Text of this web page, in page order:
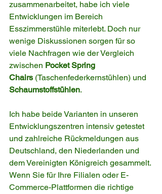
zusammenarbeitet, habe ich viele
Entwicklungen im Bereich
Esszimmerstühle miterlebt. Doch nur
wenige Diskussionen sorgen für so
viele Nachfragen wie der Vergleich
zwischen Pocket Spring
Chairs (Taschenfederkernstühlen) und
Schaumstoffstühlen.
Ich habe beide Varianten in unseren
Entwicklungszentren intensiv getestet
und zahlreiche Rückmeldungen aus
Deutschland, den Niederlanden und
dem Vereinigten Königreich gesammelt.
Wenn Sie für Ihre Filialen oder E-
Commerce-Plattformen die richtige